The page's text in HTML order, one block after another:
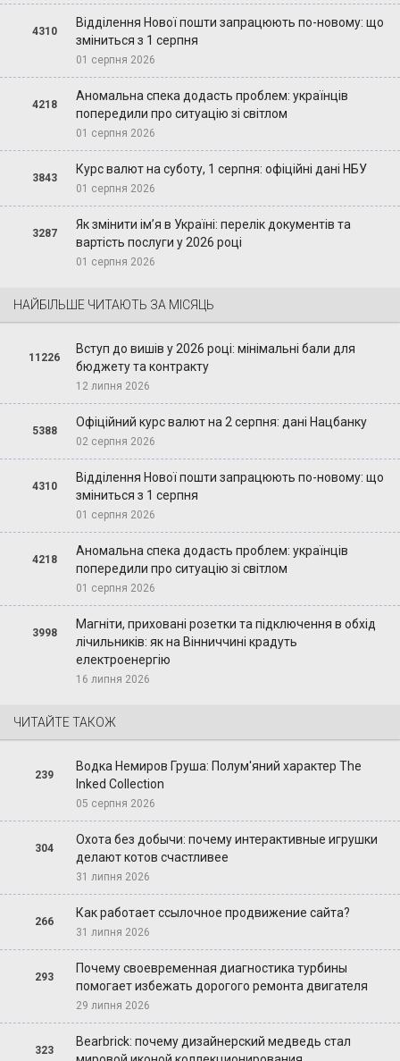
4310
Відділення Нової пошти запрацюють по-новому: що
зміниться з 1 серпня
01 серпня 2026
4218
Аномальна спека додасть проблем: українців
попередили про ситуацію зі світлом
01 серпня 2026
3843
Курс валют на суботу, 1 серпня: офіційні дані НБУ
01 серпня 2026
3287
Як змінити ім’я в Україні: перелік документів та
вартість послуги у 2026 році
01 серпня 2026
НАЙБІЛЬШЕ ЧИТАЮТЬ ЗА МІСЯЦЬ
11226
Вступ до вишів у 2026 році: мінімальні бали для
бюджету та контракту
12 липня 2026
5388
Офіційний курс валют на 2 серпня: дані Нацбанку
02 серпня 2026
4310
Відділення Нової пошти запрацюють по-новому: що
зміниться з 1 серпня
01 серпня 2026
4218
Аномальна спека додасть проблем: українців
попередили про ситуацію зі світлом
01 серпня 2026
3998
Магніти, приховані розетки та підключення в обхід
лічильників: як на Вінниччині крадуть
електроенергію
16 липня 2026
ЧИТАЙТЕ ТАКОЖ
239
Водка Немиров Груша: Полум'яний характер The
Inked Collection
05 серпня 2026
304
Охота без добычи: почему интерактивные игрушки
делают котов счастливее
31 липня 2026
266
Как работает ссылочное продвижение сайта?
31 липня 2026
293
Почему своевременная диагностика турбины
помогает избежать дорогого ремонта двигателя
29 липня 2026
323
Bearbrick: почему дизайнерский медведь стал